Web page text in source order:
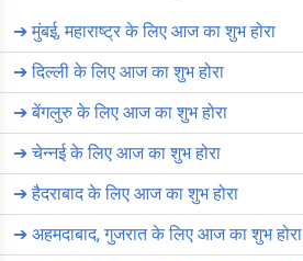
➔मुंबई, महाराष्ट्र के लिए आज का शुभ होरा
➔दिल्ली के लिए आज का शुभ होरा
➔बेंगलुरु के लिए आज का शुभ होरा
➔चेन्नई के लिए आज का शुभ होरा
➔हैदराबाद के लिए आज का शुभ होरा
➔ अहमदाबाद, गुजरात के लिए आज का शुभ होरा